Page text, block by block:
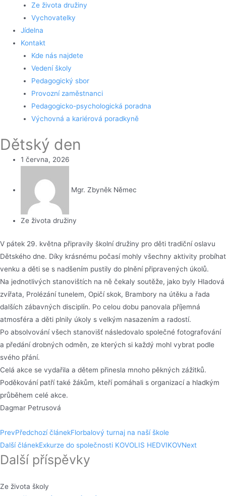
Ze života družiny
Vychovatelky
Jídelna
Kontakt
Kde nás najdete
Vedení školy
Pedagogický sbor
Provozní zaměstnanci
Pedagogicko-psychologická poradna
Výchovná a kariérová poradkyně
Dětský den
1 června, 2026
Mgr. Zbyněk Němec
Ze života družiny
V pátek 29. května připravily školní družiny pro děti tradiční oslavu
Dětského dne. Díky krásnému počasí mohly všechny aktivity probíhat
venku a děti se s nadšením pustily do plnění připravených úkolů.
Na jednotlivých stanovištích na ně čekaly soutěže, jako byly Hladová
zvířata, Prolézání tunelem, Opičí skok, Brambory na útěku a řada
dalších zábavných disciplín. Po celou dobu panovala příjemná
atmosféra a děti plnily úkoly s velkým nasazením a radostí.
Po absolvování všech stanovišť následovalo společné fotografování
a předání drobných odměn, ze kterých si každý mohl vybrat podle
svého přání.
Celá akce se vydařila a dětem přinesla mnoho pěkných zážitků.
Poděkování patří také žákům, kteří pomáhali s organizací a hladkým
průběhem celé akce.
Dagmar Petrusová
PrevPředchozí článekFlorbalový turnaj na naší škole
Další článekExkurze do společnosti KOVOLIS HEDVIKOVNext
Další příspěvky
Ze života školy